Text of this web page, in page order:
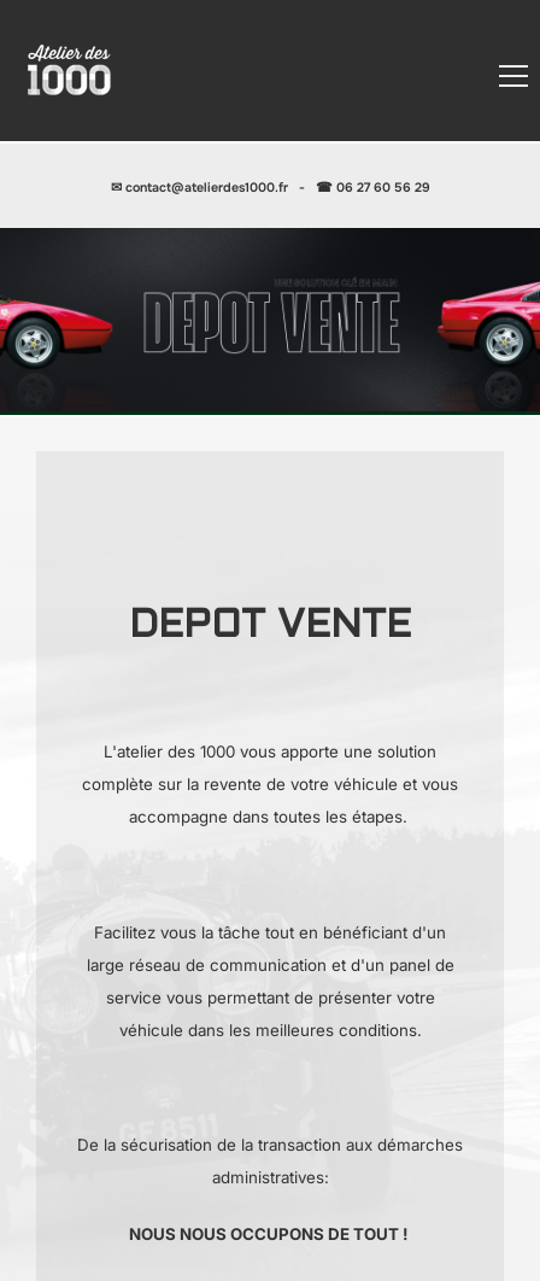
✉ contact@atelierdes1000.fr- ☎ 06 27 60 56 29
DEPOT VENTE
L'atelier des 1000 vous apporte une solution
complète sur la revente de votre véhicule et vous
accompagne dans toutes les étapes.
Facilitez vous la tâche tout en bénéficiant d'un
large réseau de communication et d'un panel de
service vous permettant de présenter votre
véhicule dans les meilleures conditions.
De la sécurisation de la transaction aux démarches
administratives:
NOUS NOUS OCCUPONS DE TOUT !